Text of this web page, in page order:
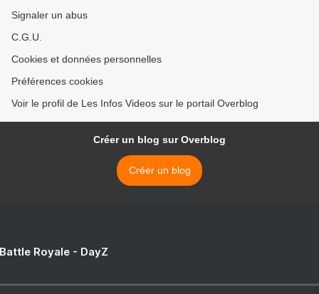
Signaler un abus
C.G.U.
Cookies et données personnelles
Préférences cookies
Voir le profil de Les Infos Videos sur le portail Overblog
Créer un blog sur Overblog
Créer un blog
Royale - DayZ